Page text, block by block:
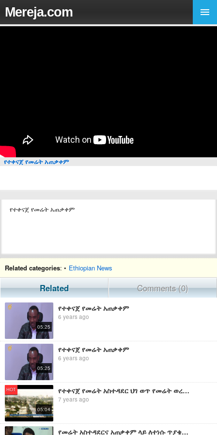
Mereja.com
የተቀናጀ የመሬት አጠቃቀም
የተቀናጀ የመሬት አጠቃቀም
Related categories: • Ethiopian News
Related Comments (0)
05:25
የተቀናጀ የመሬት አጠቃቀም
6 years ago
05:25
የተቀናጀ የመሬት አጠቃቀም
6 years ago
HOT
05:04
የተቀናጀ የመሬት አስተዳደር ህገ ወጥ የመሬት ወረራን ይቀርፋል ተብሎ ተስፋ ተጥሎበታል
7 years ago
የመሬት አስተዳደርና አጠቃቀም ላይ ለተነሱ ጥያቄዎች የተሰጠ ማብራሪያ